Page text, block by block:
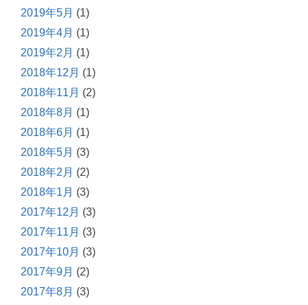
2019年5月 (1)
2019年4月 (1)
2019年2月 (1)
2018年12月 (1)
2018年11月 (2)
2018年8月 (1)
2018年6月 (1)
2018年5月 (3)
2018年2月 (2)
2018年1月 (3)
2017年12月 (3)
2017年11月 (3)
2017年10月 (3)
2017年9月 (2)
2017年8月 (3)